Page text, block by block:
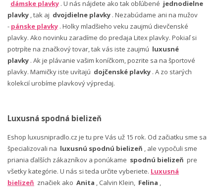
dámske plavky . U nás nájdete ako tak obľúbené jednodielne
plavky , tak aj dvojdielne plavky . Nezabúdame ani na mužov
- pánske plavky . Holky mladšieho veku zaujmú dievčenské
plavky. Ako novinku zaradíme do predaja Litex plavky. Pokiaľ si
potrpíte na značkový tovar, tak vás iste zaujmú luxusné
plavky . Ak je plávanie vašim koníčkom, pozrite sa na športové
plavky. Mamičky iste uvítajú dojčenské plavky . A zo starých
kolekcií urobíme plavkový výpredaj.
Luxusná spodná bielizeň
Eshop luxusnipradlo.cz je tu pre Vás už 15 rok. Od začiatku sme sa
špecializovali na luxusnú spodnú bielizeň , ale vypočuli sme
priania ďalších zákazníkov a ponúkame spodnú bielizeň pre
všetky kategórie. U nás si teda určite vyberiete. Luxusná
bielizeň značiek ako Anita , Calvin Klein, Felina ,